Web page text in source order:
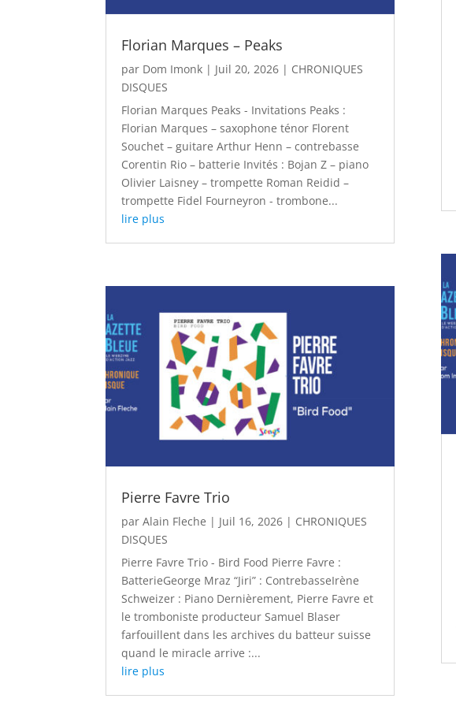
Florian Marques – Peaks
par Dom Imonk | Juil 20, 2026 | CHRONIQUES
DISQUES
Florian Marques Peaks - Invitations Peaks :
Florian Marques – saxophone ténor Florent
Souchet – guitare Arthur Henn – contrebasse
Corentin Rio – batterie Invités : Bojan Z – piano
Olivier Laisney – trompette Roman Reidid –
trompette Fidel Fourneyron - trombone...
lire plus
Pierre Favre Trio
parAlain Fleche | Juil 16, 2026 | CHRONIQUES
DISQUES
Pierre Favre Trio - Bird Food Pierre Favre :
BatterieGeorge Mraz “Jiri” : ContrebasseIrène
Schweizer : Piano Dernièrement, Pierre Favre et
le tromboniste producteur Samuel Blaser
farfouillent dans les archives du batteur suisse
quand le miracle arrive :...
lire plus